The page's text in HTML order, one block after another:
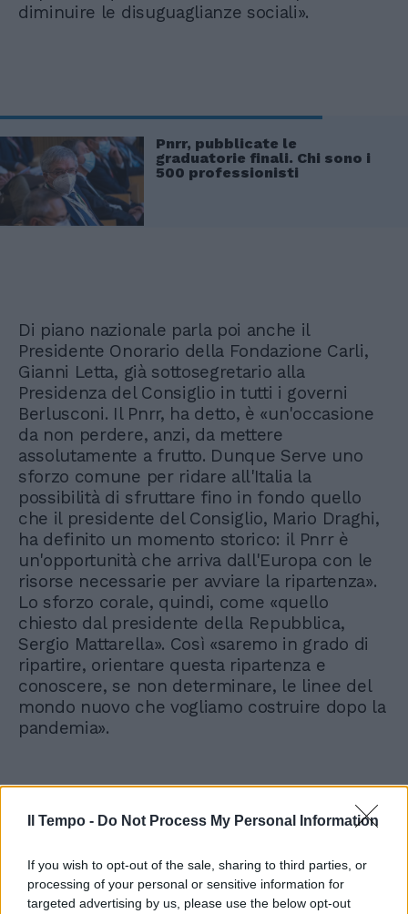
Il Tempo - Do Not Process My Personal Information
If you wish to opt-out of the sale, sharing to third parties, or
processing of your personal or sensitive information for
targeted advertising by us, please use the below opt-out
diminuire le disuguaglianze sociali».
Pnrr, pubblicate le
graduatorie finali. Chi sono i
500 professionisti
Di piano nazionale parla poi anche il
Presidente Onorario della Fondazione Carli,
Gianni Letta, già sottosegretario alla
Presidenza del Consiglio in tutti i governi
Berlusconi. Il Pnrr, ha detto, è «un'occasione
da non perdere, anzi, da mettere
assolutamente a frutto. Dunque Serve uno
sforzo comune per ridare all'Italia la
possibilità di sfruttare fino in fondo quello
che il presidente del Consiglio, Mario Draghi,
ha definito un momento storico: il Pnrr è
un'opportunità che arriva dall'Europa con le
risorse necessarie per avviare la ripartenza».
Lo sforzo corale, quindi, come «quello
chiesto dal presidente della Repubblica,
Sergio Mattarella». Così «saremo in grado di
ripartire, orientare questa ripartenza e
conoscere, se non determinare, le linee del
mondo nuovo che vogliamo costruire dopo la
pandemia».
"Cosa hanno promesso a
Draghi" Profezia di Dibba, il
piano dei partiti sul Quirinale